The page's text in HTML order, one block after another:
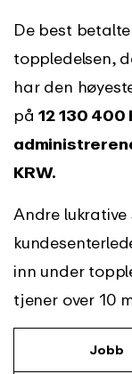
De best
toppledelsen,
har den
på12 130 400
KRW.
Andre lukrative
inn under
tjener over 10
Jobb